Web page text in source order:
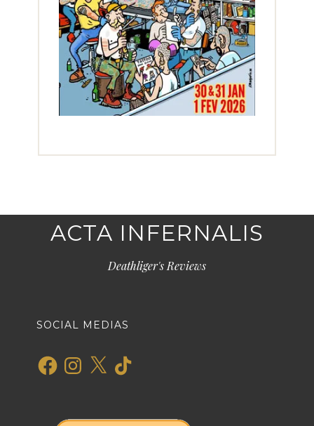
ACTA INFERNALIS
Deathliger's Reviews
SOCIAL MEDIAS
FacebookInstagram
X TikTok